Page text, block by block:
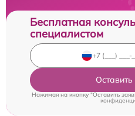
Бесплатная
специалистом
Нажимая на кнопку "Оставить